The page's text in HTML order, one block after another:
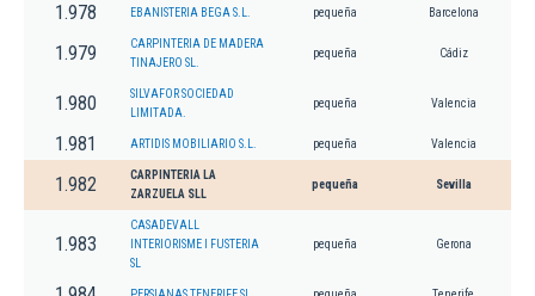
1.978 EBANISTERIA BEGA S.L. pequeña Barcelona
1.979
CARPINTERIA DE MADERA
TINAJERO SL.
pequeña Cádiz
1.980
SILVAFOR SOCIEDAD
LIMITADA.
pequeña Valencia
1.981 ARTIDIS MOBILIARIO S.L. pequeña Valencia
1.982
CARPINTERIA LA
ZARZUELA SLL
pequeña Sevilla
1.983
CASADEVALL
INTERIORISME I FUSTERIA
SL
pequeña Gerona